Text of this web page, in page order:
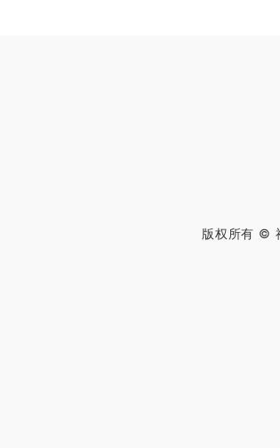
版权所有 ©